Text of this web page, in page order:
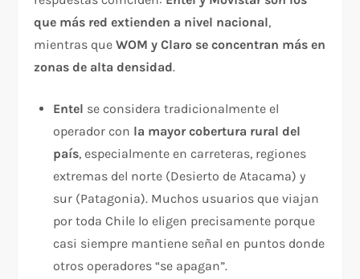
que más red extienden a nivel nacional,
mientras queWOM y Claro se concentran más en
zonas de alta densidad.
Entel se considera tradicionalmente el
operador con la mayor cobertura rural del
país, especialmente en carreteras, regiones
extremas del norte (Desierto de Atacama) y
sur (Patagonia). Muchos usuarios que viajan
por toda Chile lo eligen precisamente porque
casi siempre mantiene señal en puntos donde
otros operadores “se apagan”.